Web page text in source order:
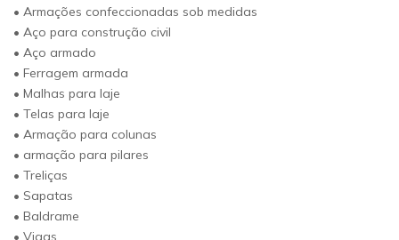
• Armações confeccionadas sob medidas
• Aço para construção civil
• Aço armado
• Ferragem armada
• Malhas para laje
• Telas para laje
• Armação para colunas
• armação para pilares
• Treliças
• Sapatas
• Baldrame
• Vigas